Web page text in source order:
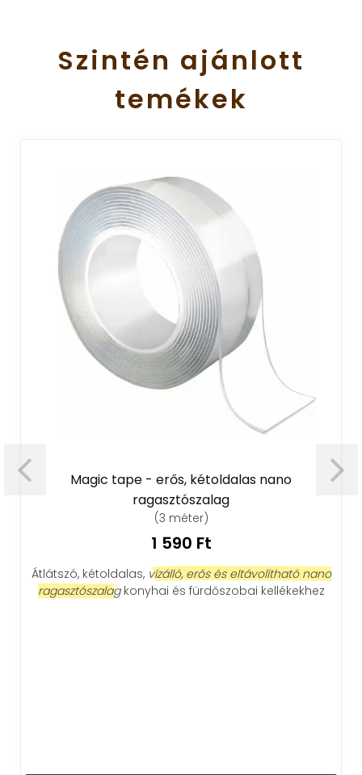
Szintén ajánlott
temékek
Magic tape - erős, kétoldalas nano
ragasztószalag
(3 méter)
1 590 Ft
Átlátszó, kétoldalas, vízálló, erős és eltávolítható nano
ragasztószalagkonyhai és fürdőszobai kellékekhez